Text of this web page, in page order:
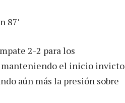
87′
2-2 para los
manteniendo el inicio invicto
aún más la presión sobre